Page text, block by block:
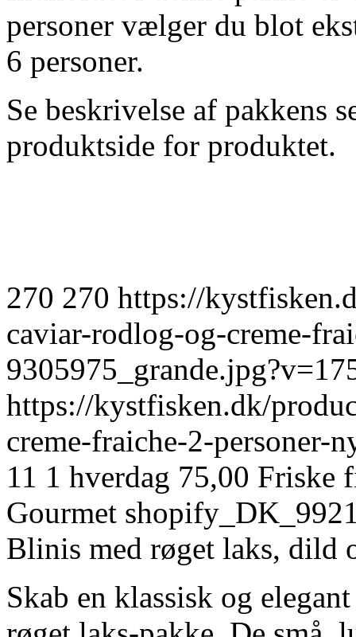
personer vælger du blot
6 personer.
Se beskrivelse af pakkens
produktside for produktet.
270 270 https://
caviar-rodlog-og-creme-
https://kystfisken.dk/
creme-fraiche-2-personer-
11 1 hverdag 75,00 Friske
Gourmet
Blinis med røget laks, dild
Skab en klassisk og